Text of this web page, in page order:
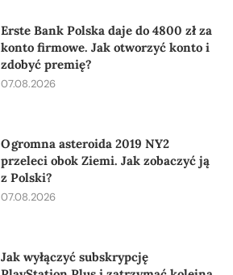
Erste Bank Polska daje do 4800 zł za
konto firmowe. Jak otworzyć konto i
zdobyć premię?
07.08.2026
Ogromna asteroida 2019 NY2
przeleci obok Ziemi. Jak zobaczyć ją
z Polski?
07.08.2026
Jak wyłączyć subskrypcję